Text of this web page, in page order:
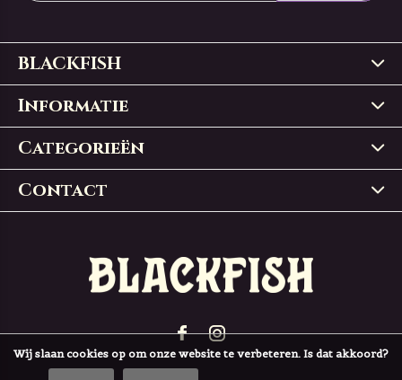
BLACKFISH
Informatie
Categorieën
Contact
Wij slaan cookies op om onze website te verbeteren. Is dat akkoord?